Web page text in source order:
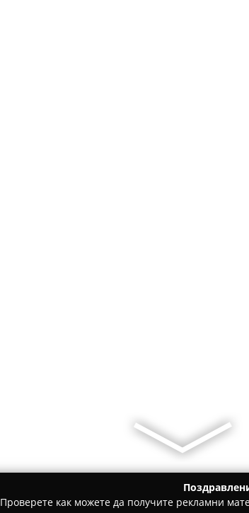
Проверете как можете да получите рекламни